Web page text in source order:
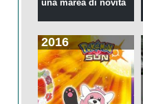
una marea di novità
2016